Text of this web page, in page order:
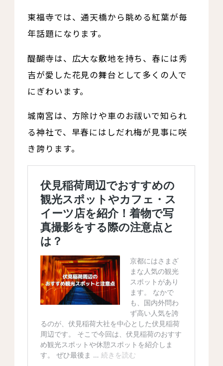
東福寺では、通天橋から眺める紅葉が毎
年話題になります。
醍醐寺は、広大な敷地を持ち、春には秀
吉が愛した花見の舞台として多くの人で
にぎわいます。
城南宮は、方除けや車のお祓いで知られ
る神社で、早春にはしだれ梅が見事に咲
き誇ります。